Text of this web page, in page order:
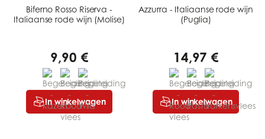
Biferno Rosso Riserva -
Italiaanse rode wijn (Molise)
9,90 €
In winkelwagen
Azzurra - Italiaanse rode wijn
(Puglia)
14,97 €
In winkelwagen